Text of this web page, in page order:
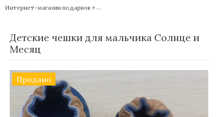
Интернет-магазин подарков » Обувь чешки для мальчиков и девочек
Детские чешки для мальчика Солнце и
Месяц
Продано